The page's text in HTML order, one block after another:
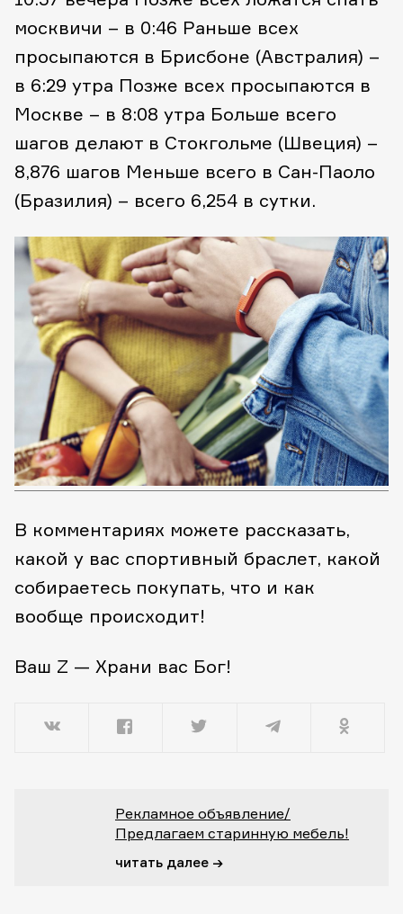
москвичи – в 0:46 Раньше всех
просыпаются в Брисбоне (Австралия) –
в 6:29 утра Позже всех просыпаются в
Москве – в 8:08 утра Больше всего
шагов делают в Стокгольме (Швеция) –
8,876 шагов Меньше всего в Сан-Паоло
(Бразилия) – всего 6,254 в сутки.
В комментариях можете рассказать,
какой у вас спортивный браслет, какой
собираетесь покупать, что и как
вообще происходит!
Ваш Z — Храни вас Бог!
Рекламное объявление/
Предлагаем старинную мебель!
читать далее →